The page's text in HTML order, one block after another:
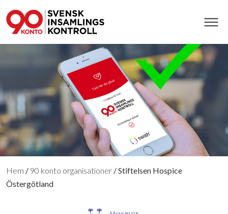
Hem / 90 konto organisationer /Stiftelsen Hospice
Östergötland